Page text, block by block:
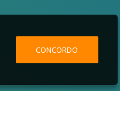
CONCORDO